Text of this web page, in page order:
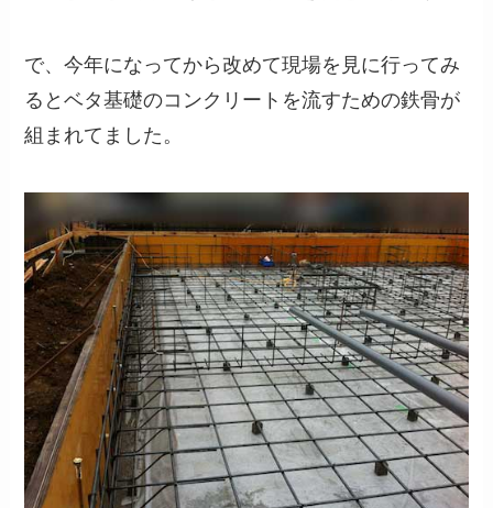
で、今年になってから改めて現場を見に行ってみ
るとベタ基礎のコンクリートを流すための鉄骨が
組まれてました。